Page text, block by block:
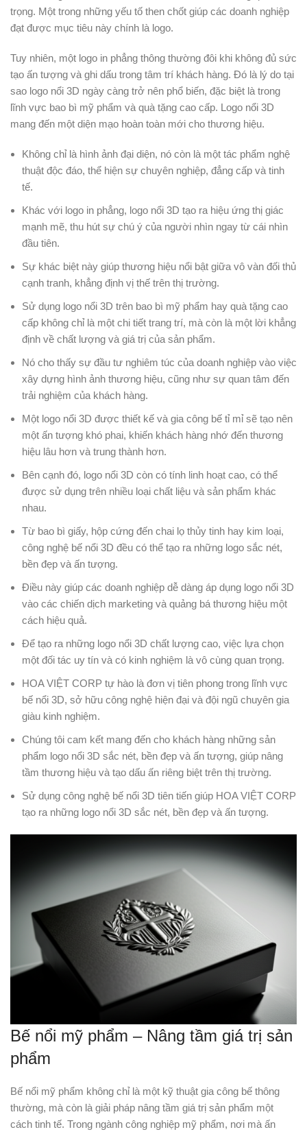
trọng. Một trong những yếu tố then chốt giúp các doanh nghiệp
đạt được mục tiêu này chính là logo.
Tuy nhiên, một logo in phẳng thông thường đôi khi không đủ sức
tạo ấn tượng và ghi dấu trong tâm trí khách hàng. Đó là lý do tại
sao logo nổi 3D ngày càng trở nên phổ biến, đặc biệt là trong
lĩnh vực bao bì mỹ phẩm và quà tặng cao cấp. Logo nổi 3D
mang đến một diện mạo hoàn toàn mới cho thương hiệu.
Không chỉ là hình ảnh đại diện, nó còn là một tác phẩm nghệ
thuật độc đáo, thể hiện sự chuyên nghiệp, đẳng cấp và tinh
tế.
Khác với logo in phẳng, logo nổi 3D tạo ra hiệu ứng thị giác
mạnh mẽ, thu hút sự chú ý của người nhìn ngay từ cái nhìn
đầu tiên.
Sự khác biệt này giúp thương hiệu nổi bật giữa vô vàn đối thủ
cạnh tranh, khẳng định vị thế trên thị trường.
Sử dụng logo nổi 3D trên bao bì mỹ phẩm hay quà tặng cao
cấp không chỉ là một chi tiết trang trí, mà còn là một lời khẳng
định về chất lượng và giá trị của sản phẩm.
Nó cho thấy sự đầu tư nghiêm túc của doanh nghiệp vào việc
xây dựng hình ảnh thương hiệu, cũng như sự quan tâm đến
trải nghiệm của khách hàng.
Một logo nổi 3D được thiết kế và gia công bế tỉ mỉ sẽ tạo nên
một ấn tượng khó phai, khiến khách hàng nhớ đến thương
hiệu lâu hơn và trung thành hơn.
Bên cạnh đó, logo nổi 3D còn có tính linh hoạt cao, có thể
được sử dụng trên nhiều loại chất liệu và sản phẩm khác
nhau.
Từ bao bì giấy, hộp cứng đến chai lọ thủy tinh hay kim loại,
công nghệ bế nổi 3D đều có thể tạo ra những logo sắc nét,
bền đẹp và ấn tượng.
Điều này giúp các doanh nghiệp dễ dàng áp dụng logo nổi 3D
vào các chiến dịch marketing và quảng bá thương hiệu một
cách hiệu quả.
Để tạo ra những logo nổi 3D chất lượng cao, việc lựa chọn
một đối tác uy tín và có kinh nghiệm là vô cùng quan trọng.
HOA VIỆT CORP tự hào là đơn vị tiên phong trong lĩnh vực
bế nổi 3D, sở hữu công nghệ hiện đại và đội ngũ chuyên gia
giàu kinh nghiệm.
Chúng tôi cam kết mang đến cho khách hàng những sản
phẩm logo nổi 3D sắc nét, bền đẹp và ấn tượng, giúp nâng
tầm thương hiệu và tạo dấu ấn riêng biệt trên thị trường.
Sử dụng công nghệ bế nổi 3D tiên tiến giúp HOA VIỆT CORP
tạo ra những logo nổi 3D sắc nét, bền đẹp và ấn tượng.
Bế nổi mỹ phẩm – Nâng tầm giá trị sản
phẩm
Bế nổi mỹ phẩm không chỉ là một kỹ thuật gia công bế thông
thường, mà còn là giải pháp nâng tầm giá trị sản phẩm một
cách tinh tế. Trong ngành công nghiệp mỹ phẩm, nơi mà ấn